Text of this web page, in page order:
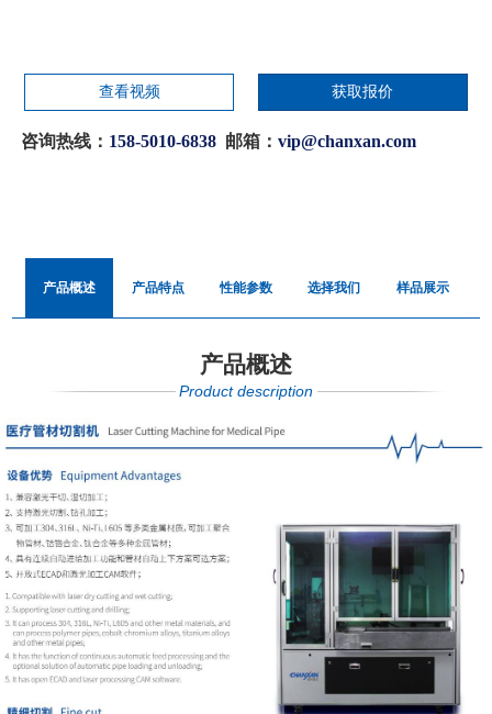
查看视频 获取报价
咨询热线： 158-5010-6838 邮箱：vip@chanxan.com
产品概述 产品特点 性能参数 选择我们 样品展示
产品概述
Product description